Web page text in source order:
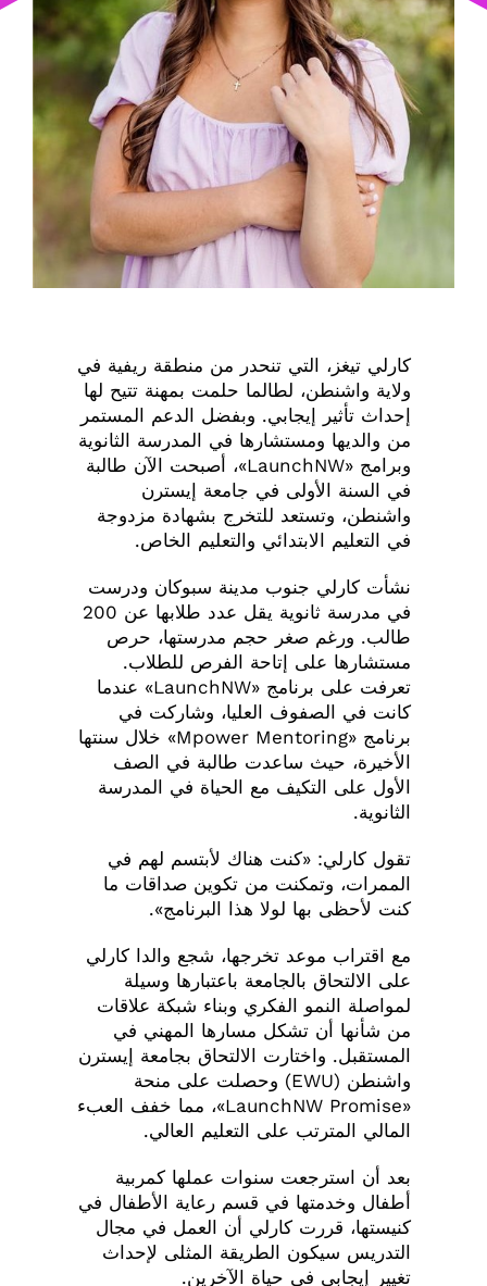
كارلي تيغز، التي تنحدر من منطقة ريفية في
ولاية واشنطن، لطالما حلمت بمهنة تتيح لها
إحداث تأثير إيجابي. وبفضل الدعم المستمر
من والديها ومستشارها في المدرسة الثانوية
وبرامج «LaunchNW»، أصبحت الآن طالبة
في السنة الأولى في جامعة إيسترن
واشنطن، وتستعد للتخرج بشهادة مزدوجة
في التعليم الابتدائي والتعليم الخاص.
نشأت كارلي جنوب مدينة سبوكان ودرست
في مدرسة ثانوية يقل عدد طلابها عن 200
طالب. ورغم صغر حجم مدرستها، حرص
مستشارها على إتاحة الفرص للطلاب.
تعرفت على برنامج «LaunchNW» عندما
كانت في الصفوف العليا، وشاركت في
برنامج «Mpower Mentoring» خلال سنتها
الأخيرة، حيث ساعدت طالبة في الصف
الأول على التكيف مع الحياة في المدرسة
الثانوية.
تقول كارلي: «كنت هناك لأبتسم لهم في
الممرات، وتمكنت من تكوين صداقات ما
كنت لأحظى بها لولا هذا البرنامج».
مع اقتراب موعد تخرجها، شجع والدا كارلي
على الالتحاق بالجامعة باعتبارها وسيلة
لمواصلة النمو الفكري وبناء شبكة علاقات
من شأنها أن تشكل مسارها المهني في
المستقبل. واختارت الالتحاق بجامعة إيسترن
واشنطن (EWU) وحصلت على منحة
«LaunchNW Promise»، مما خفف العبء
المالي المترتب على التعليم العالي.
بعد أن استرجعت سنوات عملها كمربية
أطفال وخدمتها في قسم رعاية الأطفال في
كنيستها، قررت كارلي أن العمل في مجال
التدريس سيكون الطريقة المثلى لإحداث
تغيير إيجابي في حياة الآخرين.